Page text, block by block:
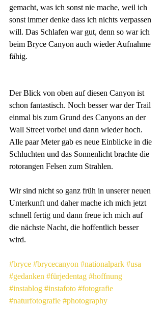
gemacht, was ich sonst nie mache, weil ich
sonst immer denke dass ich nichts verpassen
will. Das Schlafen war gut, denn so war ich
beim Bryce Canyon auch wieder Aufnahme
fähig.
Der Blick von oben auf diesen Canyon ist
schon fantastisch. Noch besser war der Trail
einmal bis zum Grund des Canyons an der
Wall Street vorbei und dann wieder hoch.
Alle paar Meter gab es neue Einblicke in die
Schluchten und das Sonnenlicht brachte die
rotorangen Felsen zum Strahlen.
Wir sind nicht so ganz früh in unserer neuen
Unterkunft und daher mache ich mich jetzt
schnell fertig und dann freue ich mich auf
die nächste Nacht, die hoffentlich besser
wird.
#bryce #brycecanyon #nationalpark #usa
#gedanken #fürjedentag #hoffnung
#instablog #instafoto #fotografie
#naturfotografie #photography